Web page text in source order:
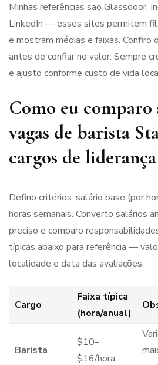
Minhas referências são Glassdoor,
LinkedIn — esses sites permitem
e mostram médias e faixas. Confiro
antes de confiar no valor. Sempre
e ajusto conforme custo de vida
Como eu comparo
vagas de barista
cargos de liderança
Defino critérios: salário base (por
horas semanais. Converto salários
preciso e comparo
típicas abaixo para referência —
localidade e data das avaliações.
Cargo
Faixa típica
(hora/anual)
Barista
$10–
$16/hora